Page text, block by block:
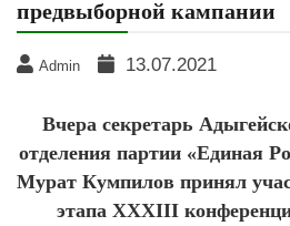
предвыборной кампании
Admin 13.07.2021
Вчера секретарь
отделения партии «Единая
Мурат Кумпилов принял
этапа XXXIII